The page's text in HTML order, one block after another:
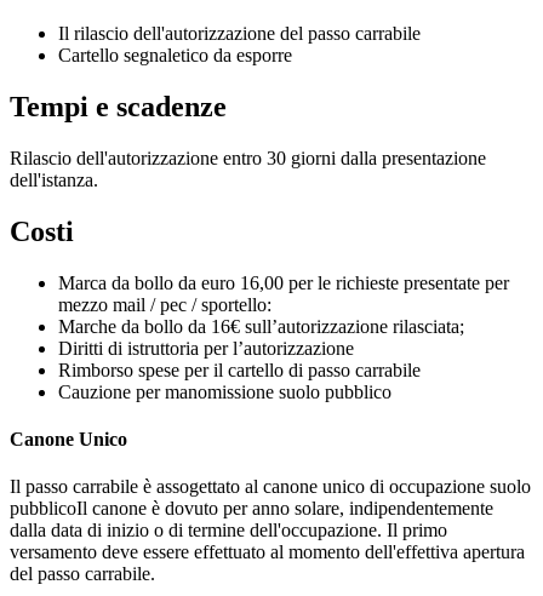
Il rilascio dell'autorizzazione del passo carrabile
Cartello segnaletico da esporre
Tempi e scadenze
Rilascio dell'autorizzazione entro 30 giorni dalla presentazione
dell'istanza.
Costi
Marca da bollo da euro 16,00 per le richieste presentate per
mezzo mail / pec / sportello:
Marche da bollo da 16€ sull’autorizzazione rilasciata;
Diritti di istruttoria per l’autorizzazione
Rimborso spese per il cartello di passo carrabile
Cauzione per manomissione suolo pubblico
Canone Unico
Il passo carrabile è assogettato al canone unico di occupazione suolo
pubblicoIl canone è dovuto per anno solare, indipendentemente
dalla data di inizio o di termine dell'occupazione. Il primo
versamento deve essere effettuato al momento dell'effettiva apertura
del passo carrabile.